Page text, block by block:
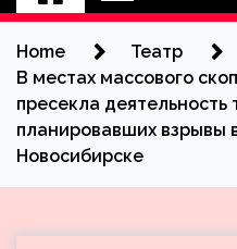
Home
Театр
В местах массового
пресекла деятельность
планировавших взрывы
Новосибирске